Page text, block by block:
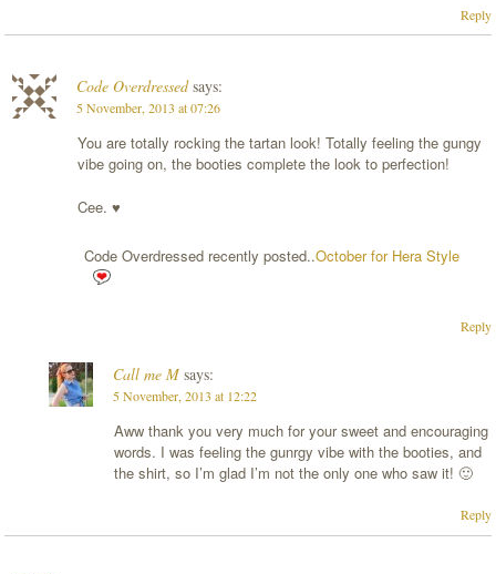
Reply
Code Overdressed says:
5 November, 2013 at 07:26
You are totally rocking the tartan look! Totally feeling the gungy
vibe going on, the booties complete the look to perfection!
Cee. ♥
Code Overdressed recently posted..October for Hera Style
Reply
Call me M says:
5 November, 2013 at 12:22
Aww thank you very much for your sweet and encouraging
words. I was feeling the gunrgy vibe with the booties, and
the shirt, so I’m glad I’m not the only one who saw it! 🙂
Reply